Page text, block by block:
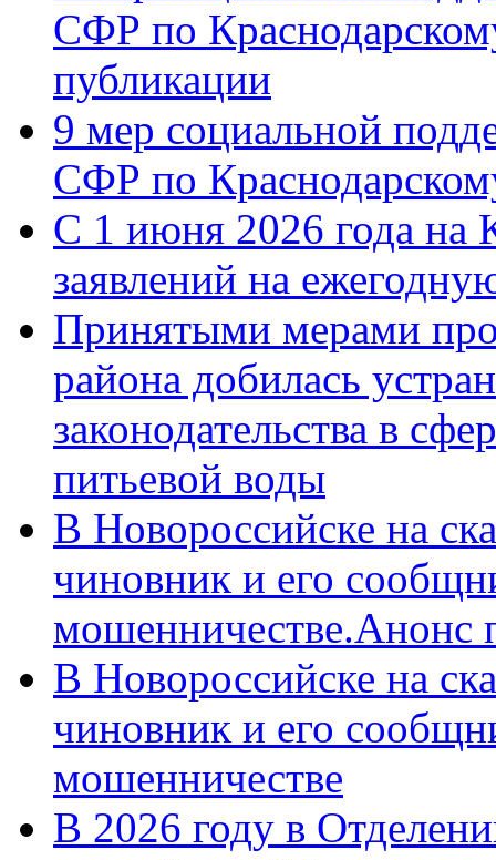
СФР по
публикации
9 мер социальной
СФР по
С 1 июня 2026 года на
заявлений на
Принятыми мерами
района добилась
законодательства в
питьевой воды
В Новороссийске на
чиновник и его
мошенничестве.Анонс
В Новороссийске на
чиновник и его
мошенничестве
В 2026 году в